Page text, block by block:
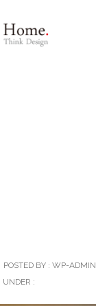
POSTED BY : WP-ADMIN
UNDER :